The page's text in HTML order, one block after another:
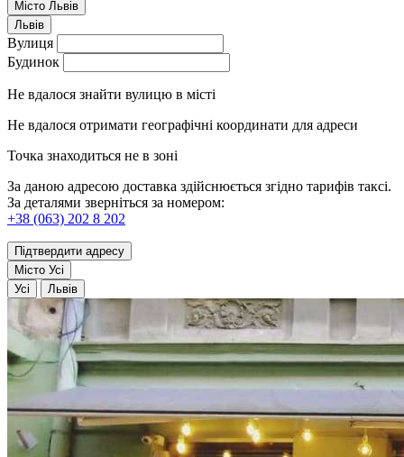
Місто Львів
Львів
Вулиця
Будинок
Не вдалося знайти вулицю в місті
Не вдалося отримати географічні координати для адреси
Точка знаходиться не в зоні
За даною адресою доставка здійснюється згідно тарифів таксі.
За деталями зверніться за номером:
+38 (063) 202 8 202
Підтвердити адресу
Місто Усі
Усі
Львів